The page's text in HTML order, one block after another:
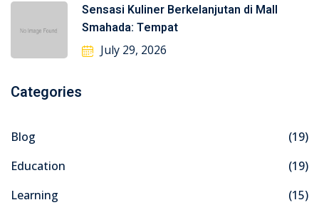
Sensasi Kuliner Berkelanjutan di Mall
Smahada: Tempat
July 29, 2026
Categories
Blog
(19)
Education
(19)
Learning
(15)